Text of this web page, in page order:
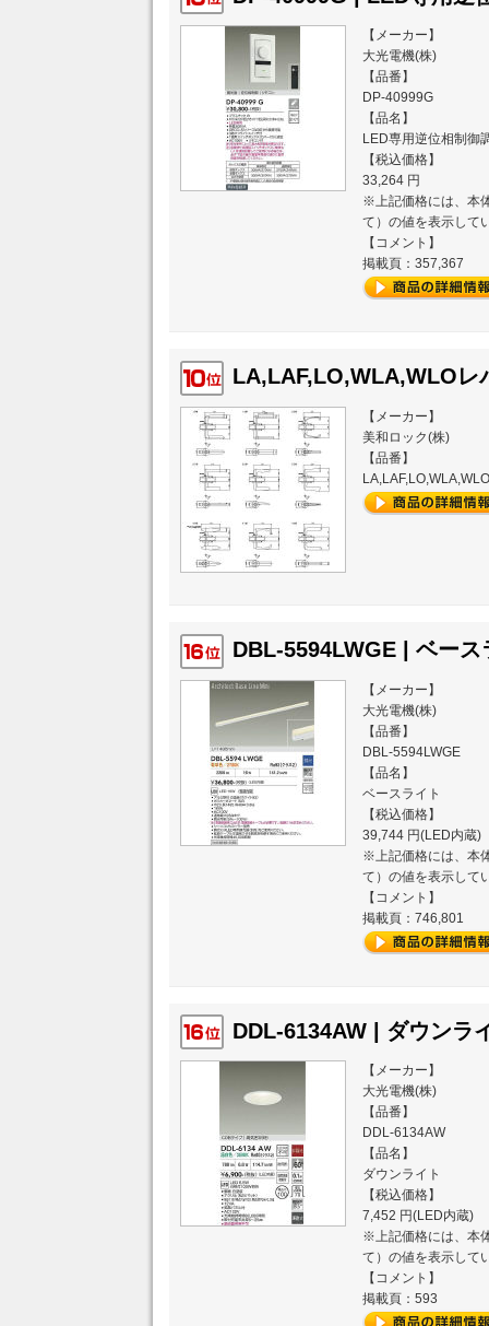
【メーカー】
大光電機(株)
【品番】
DP-40999G
【品名】
LED専用逆位相制御
【税込価格】
33,264 円
※上記価格には、本
て）の値を表示して
【コメント】
掲載頁：357,367
LA,LAF,LO,WLA,WLOレ
【メーカー】
美和ロック(株)
【品番】
DBL-5594LWGE | ベース
【メーカー】
大光電機(株)
【品番】
DBL-5594LWGE
【品名】
ベースライト
【税込価格】
39,744 円(LED内蔵)
※上記価格には、本
て）の値を表示して
【コメント】
掲載頁：746,801
DDL-6134AW | ダウンラ
【メーカー】
大光電機(株)
【品番】
DDL-6134AW
【品名】
ダウンライト
【税込価格】
7,452 円(LED内蔵)
※上記価格には、本
て）の値を表示して
【コメント】
掲載頁：593